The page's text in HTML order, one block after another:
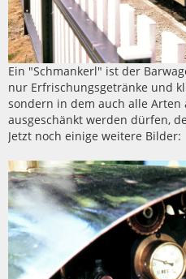
Ein "Schmankerl" ist der
nur Erfrischungsgetränke und
sondern in dem auch alle Arten
ausgeschänkt werden dürfen,
Jetzt noch einige weitere Bilder: